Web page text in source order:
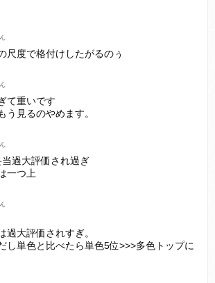
尺度で格付けしたがるのぅ
て重いです
う見るのやめます。
過大評価され過ぎ
一つ上
過大評価されすぎ。
し単色と比べたら単色5位>>>多色トップに